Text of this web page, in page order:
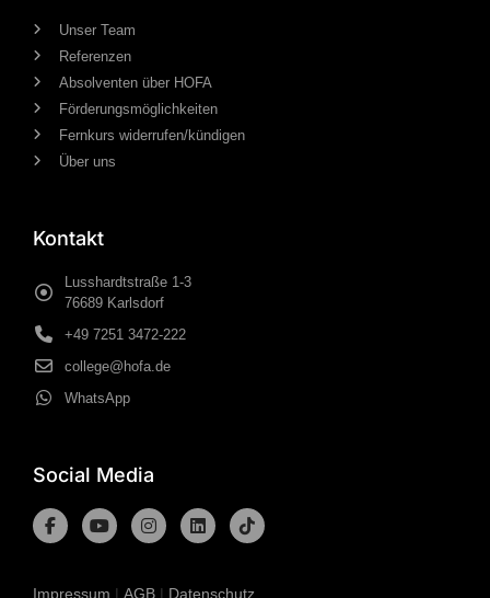
Unser Team
Referenzen
Absolventen über HOFA
Förderungsmöglichkeiten
Fernkurs widerrufen/kündigen
Über uns
Kontakt
Lusshardtstraße 1-3
76689 Karlsdorf
+49 7251 3472-222
college@hofa.de
WhatsApp
Social Media
Impressum | AGB | Datenschutz